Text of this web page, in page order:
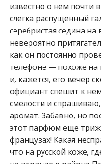
известно о нем почти
слегка распущенный
серебристая седина
невероятно
как он постоянно
телефоне — похоже на
и, кажется, его вечер
официант спешит к
смелости и
аромат. Забавно, но
этот парфюм еще
французах! Какая
что на русской коже,